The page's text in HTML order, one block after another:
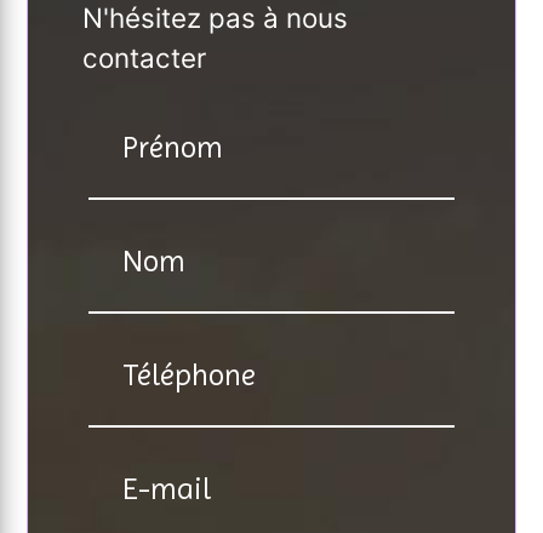
N'hésitez pas à nous
contacter